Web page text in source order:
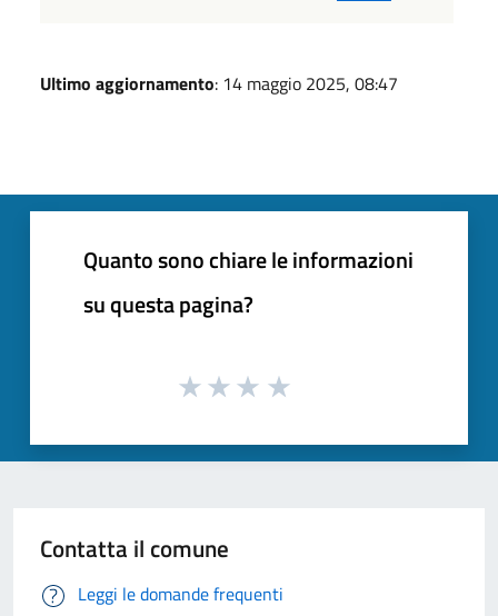
Ultimo aggiornamento: 14 maggio 2025, 08:47
Quanto sono chiare le informazioni
su questa pagina?
Contatta il comune
Leggi le domande frequenti